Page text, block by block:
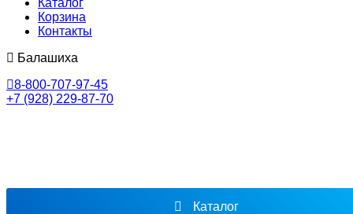
Каталог
Корзина
Контакты
Балашиха
8-800-707-97-45
+7 (928) 229-87-70
Каталог